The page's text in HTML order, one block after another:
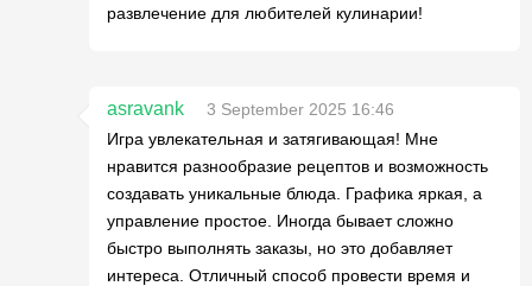
развлечение для любителей кулинарии!
asravank
3 September 2025 16:46
Игра увлекательная и затягивающая! Мне
нравится разнообразие рецептов и возможность
создавать уникальные блюда. Графика яркая, а
управление простое. Иногда бывает сложно
быстро выполнять заказы, но это добавляет
интереса. Отличный способ провести время и